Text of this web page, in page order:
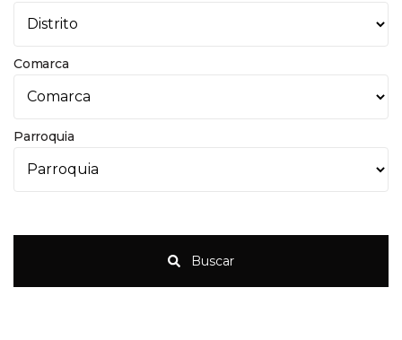
Comarca
Parroquia
Buscar